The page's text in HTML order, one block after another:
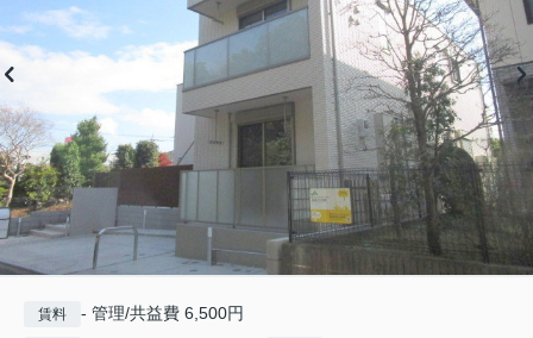
賃料 - 管理/共益費 6,500円